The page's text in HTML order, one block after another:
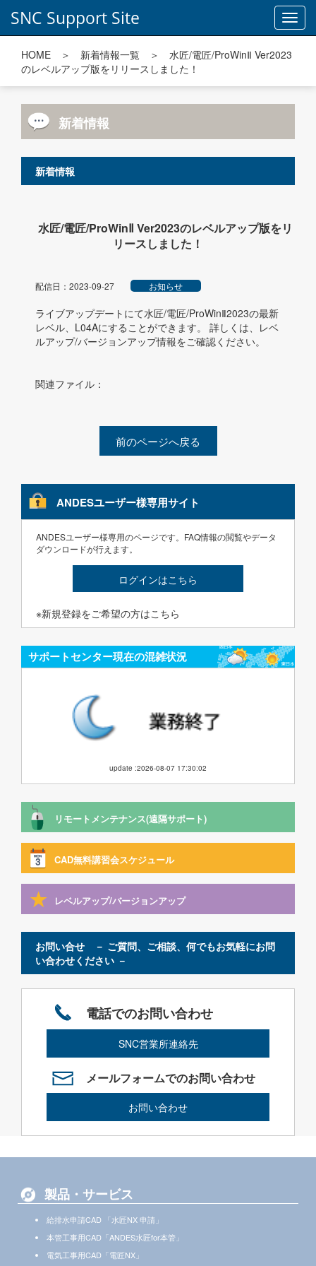
SNC Support Site
HOME ＞ 新着情報一覧 ＞ 水匠/電匠/ProWinⅡ Ver2023
のレベルアップ版をリリースしました！
新着情報
新着情報
水匠/電匠/ProWinⅡ Ver2023のレベルアップ版をリ
リースしました！
配信日：2023-09-27 お知らせ
ライブアップデートにて水匠/電匠/ProWinⅡ2023の最新
レベル、L04Aにすることができます。 詳しくは、レベ
ルアップ/バージョンアップ情報をご確認ください。
関連ファイル：
前のページへ戻る
ANDESユーザー様専用サイト
ANDESユーザー様専用のページです。FAQ情報の閲覧やデータ
ダウンロードが行えます。
ログインはこちら
※新規登録をご希望の方はこちら
サポートセンター現在の混雑状況
update :2026-08-07 17:30:02
リモートメンテナンス(遠隔サポート)
CAD無料講習会スケジュール
レベルアップ/バージョンアップ
お問い合せ － ご質問、ご相談、何でもお気軽にお問
い合わせください －
電話でのお問い合わせ
SNC営業所連絡先
メールフォームでのお問い合わせ
お問い合わせ
製品・サービス
給排水申請CAD 「水匠NX 申請」
本管工事用CAD「ANDES水匠for本管」
電気工事用CAD「電匠NX」